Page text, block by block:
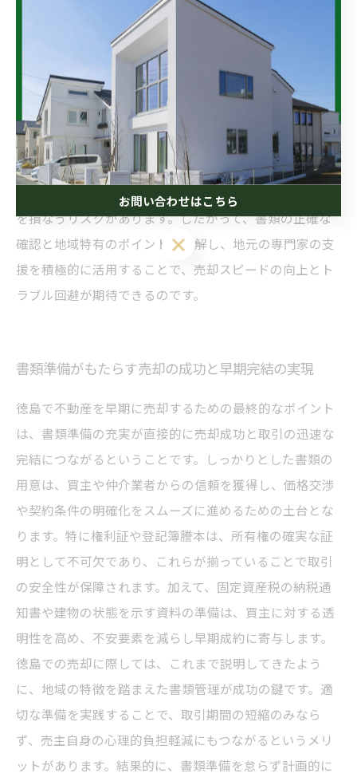
る場合もあります。さらに、徳島県の固定資産税は市町
村ごとに税率や評価方法に差異があることから、最新の
納税通知書を正確に把握し、潜在的な税負担を正しく説
明できる状態にしておくべきです。加えて、地域密着型
の不動産業者は、上記書類に関する手続きや地域の慣習
に精通しており、売却を円滑に進めるための助言を得る
ことが可能です。特に徳島では、こうした地域性を無視
して書類を準備すると、取引が長引き、買主からの信用
を損なうリスクがあります。したがって、書類の正確な
確認と地域特有のポイントを理解し、地元の専門家の支
援を積極的に活用することで、売却スピードの向上とト
ラブル回避が期待できるのです。
書類準備がもたらす売却の成功と早期完結の実現
徳島で不動産を早期に売却するための最終的なポイント
は、書類準備の充実が直接的に売却成功と取引の迅速な
完結につながるということです。しっかりとした書類の
用意は、買主や仲介業者からの信頼を獲得し、価格交渉
や契約条件の明確化をスムーズに進めるための土台とな
ります。特に権利証や登記簿謄本は、所有権の確実な証
明として不可欠であり、これらが揃っていることで取引
の安全性が保障されます。加えて、固定資産税の納税通
知書や建物の状態を示す資料の準備は、買主に対する透
明性を高め、不安要素を減らし早期成約に寄与します。
徳島での売却に際しては、これまで説明してきたよう
に、地域の特徴を踏まえた書類管理が成功の鍵です。適
切な準備を実践することで、取引期間の短縮のみなら
ず、売主自身の心理的負担軽減にもつながるというメリ
ットがあります。結果的に、書類準備を怠らず計画的に
お問い合わせはこちら